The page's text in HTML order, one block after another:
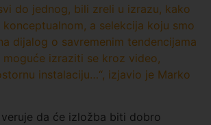
do jednog, bili zreli u izrazu, kako
a selekcija koju smo
dijalog o savremenim tendencijama
izraziti se kroz video,
instalaciju…“, izjavio je Marko
da će izložba biti dobro